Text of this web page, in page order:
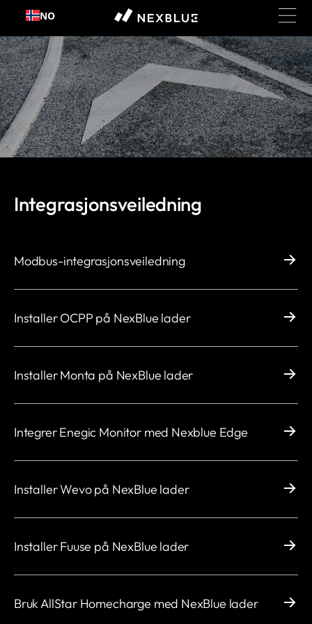
NO
Integrasjonsveiledning
Modbus-integrasjonsveiledning
Installer OCPP på NexBlue lader
Installer Monta på NexBlue lader
Integrer Enegic Monitor med Nexblue Edge
Installer Wevo på NexBlue lader
Installer Fuuse på NexBlue lader
Bruk AllStar Homecharge med NexBlue lader